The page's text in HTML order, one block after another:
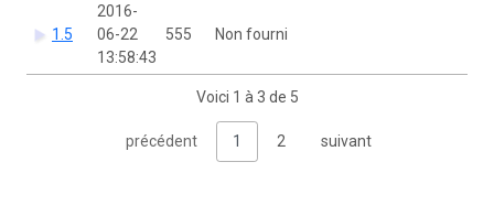
1.5
2016-
06-22
13:58:43
555 Non fourni
Voici 1 à 3 de 5
précédent 1 2 suivant